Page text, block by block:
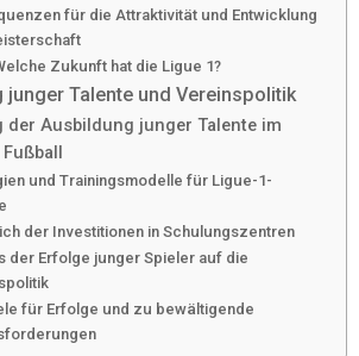
für die Attraktivität und Entwicklung
Zukunft hat die Ligue 1?
junger Talente und Vereinspolitik
der Ausbildung junger Talente im
und Trainingsmodelle für Ligue-1-
der Investitionen in Schulungszentren
der Erfolge junger Spieler auf die
für Erfolge und zu bewältigende